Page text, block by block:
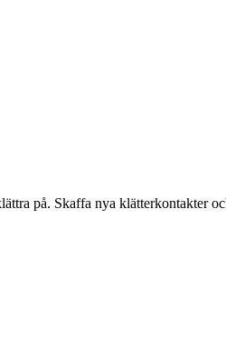
på. Skaffa nya klätterkontakter